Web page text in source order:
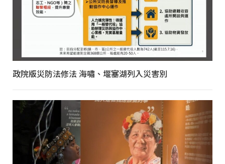
政院版災防法修法 海嘯、堰塞湖列入災害別